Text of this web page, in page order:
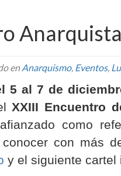
enAnarquismo, Eventos,
5 al 7 de
XXIII Encuentro
como
con más
y el siguiente cartel